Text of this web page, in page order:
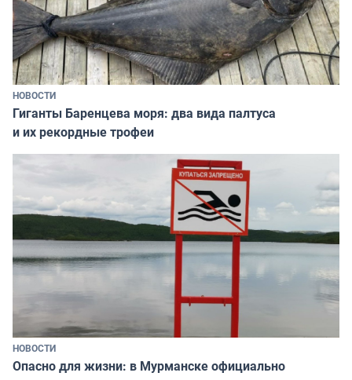
НОВОСТИ
Гиганты Баренцева моря: два вида палтуса
и их рекордные трофеи
НОВОСТИ
Опасно для жизни: в Мурманске официально